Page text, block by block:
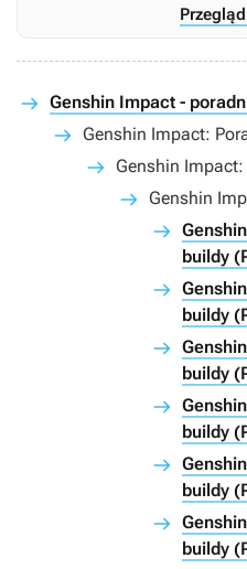
Przegląd
Genshin Impact -
Genshin Impact:
Genshin
Genshin
buildy
buildy
buildy
buildy
buildy
buildy